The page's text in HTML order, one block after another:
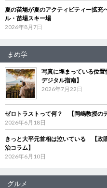
夏の苗場が夏のアクティビティー拡
ル・苗場スキー場
2026年8月7日
まめ学
写真に埋まっている位
デジタル指南】
2026年7月22日
ゼロトラストって何？ 【岡嶋教授の
2026年6月18日
きっと大平元首相は泣いている 【政
治コラム】
2026年6月10日
グルメ